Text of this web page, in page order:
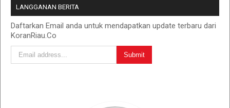
LANGGANAN BERITA
Daftarkan Email anda untuk mendapatkan update terbaru dari
KoranRiau.Co